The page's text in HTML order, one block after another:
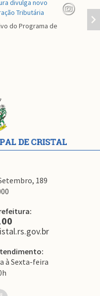
do Programa de
189
à Sexta-feira